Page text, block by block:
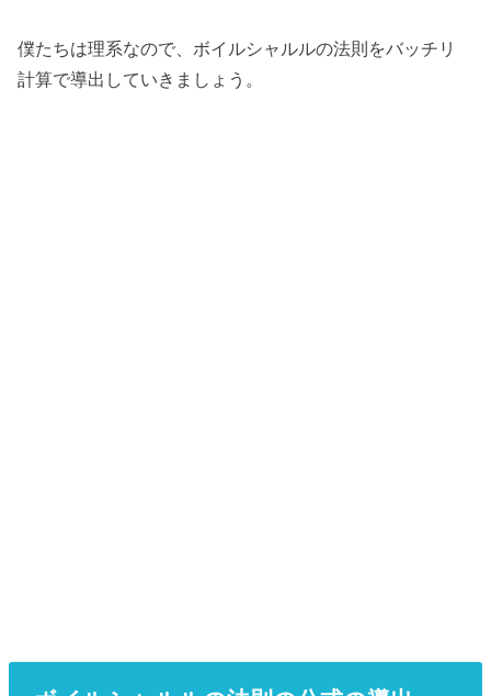
僕たちは理系なので、ボイルシャルルの法則をバッチリ
計算で導出していきましょう。